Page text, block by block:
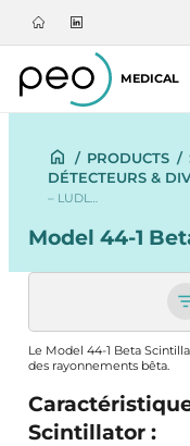
MEDICAL
/ PRODUCTS /
DÉTECTEURS &
– LUDL…
Model 44-1
Le Model 44-1 Beta
des rayonnements bêta.
Scintillator :